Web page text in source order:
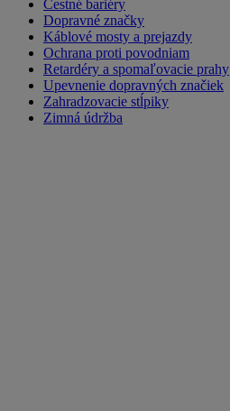
Cestné bariéry
Dopravné značky
Káblové mosty a prejazdy
Ochrana proti povodniam
Retardéry a spomaľovacie prahy
Upevnenie dopravných značiek
Zahradzovacie stĺpiky
Zimná údržba